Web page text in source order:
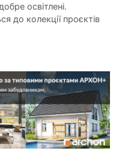
освітлені.
до колекції проєктів